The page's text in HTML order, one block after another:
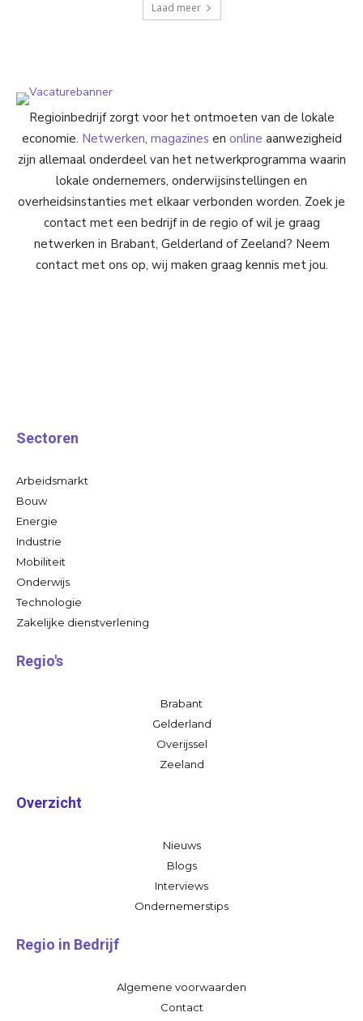
Laad meer
Regioinbedrijf zorgt voor het ontmoeten van de lokale
economie. Netwerken, magazines en online aanwezigheid
zijn allemaal onderdeel van het netwerkprogramma waarin
lokale ondernemers, onderwijsinstellingen en
overheidsinstanties met elkaar verbonden worden. Zoek je
contact met een bedrijf in de regio of wil je graag
netwerken in Brabant, Gelderland of Zeeland? Neem
contact met ons op, wij maken graag kennis met jou.
Sectoren
Arbeidsmarkt
Bouw
Energie
Industrie
Mobiliteit
Onderwijs
Technologie
Zakelijke dienstverlening
Regio's
Brabant
Gelderland
Overijssel
Zeeland
Overzicht
Nieuws
Blogs
Interviews
Ondernemerstips
Regio in Bedrijf
Algemene voorwaarden
Contact